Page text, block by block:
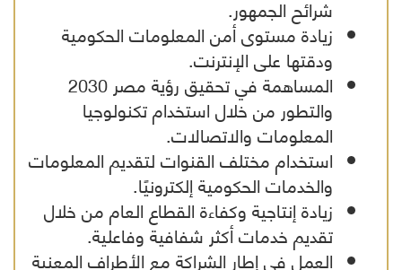
شرائح الجمهور.
زيادة مستوى أمن المعلومات الحكومية
ودقتها على الإنترنت.
المساهمة في تحقيق رؤية مصر 2030
والتطور من خلال استخدام تكنولوجيا
المعلومات والاتصالات.
استخدام مختلف القنوات لتقديم المعلومات
والخدمات الحكومية إلكترونيًا.
زيادة إنتاجية وكفاءة القطاع العام من خلال
تقديم خدمات أكثر شفافية وفاعلية.
العمل في إطار الشراكة مع الأطراف المعنية